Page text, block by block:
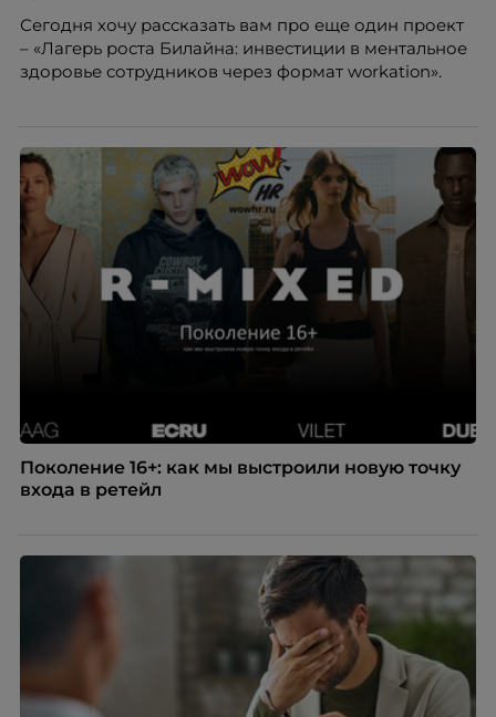
HR-эксперт, наставник. Разбирает, как работает эта
модель и кому она подходит в первую очередь.
Сегодня хочу рассказать вам про еще один проект
– «Лагерь роста Билайна: инвестиции в ментальное
здоровье сотрудников через формат workation».
Поколение 16+: как мы выстроили новую точку
входа в ретейл